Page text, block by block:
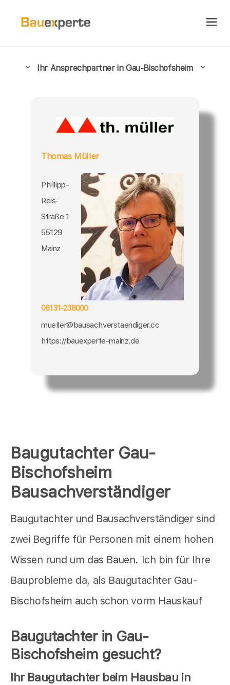
Baugutachter Gau-
Bischofsheim
Bausachverständiger
Baugutachter und Bausachverständiger sind
zwei Begriffe für Personen mit einem hohen
Wissen rund um das Bauen. Ich bin für Ihre
Bauprobleme da, als Baugutachter Gau-
Bischofsheim auch schon vorm Hauskauf
Baugutachter in Gau-
Bischofsheim gesucht?
Ihr Baugutachter beim Hausbau in
Ihr Ansprechpartner in Gau-Bischofsheim
Thomas Müller
Phillipp-
Reis-
Straße 1
55129
Mainz
06131-238000
mueller@bausachverstaendiger.cc
https://bauexperte-mainz.de